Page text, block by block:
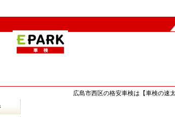
広島市西区の格安車検は【車検の速